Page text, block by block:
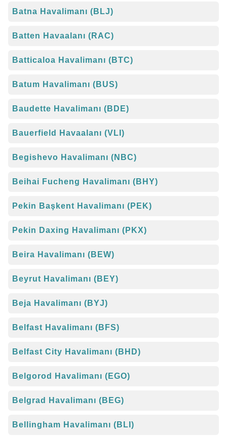
Batna Havalimanı (BLJ)
Batten Havaalanı (RAC)
Batticaloa Havalimanı (BTC)
Batum Havalimanı (BUS)
Baudette Havalimanı (BDE)
Bauerfield Havaalanı (VLI)
Begishevo Havalimanı (NBC)
Beihai Fucheng Havalimanı (BHY)
Pekin Başkent Havalimanı (PEK)
Pekin Daxing Havalimanı (PKX)
Beira Havalimanı (BEW)
Beyrut Havalimanı (BEY)
Beja Havalimanı (BYJ)
Belfast Havalimanı (BFS)
Belfast City Havalimanı (BHD)
Belgorod Havalimanı (EGO)
Belgrad Havalimanı (BEG)
Bellingham Havalimanı (BLI)